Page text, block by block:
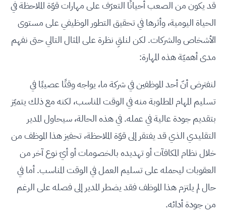
قد يكون من الصعب أحيانًا التعرّف على مهارات قوّة الملاحظة في
الحياة اليومية، وأثرها في تحقيق التطور الوظيفي على مستوى
الأشخاص والشركات. لكن لنلقِ نظرة على المثال التالي حتى نفهم
مدى أهميّة هذه المهارة:
لنفترض أنّ أحد الموظفين في شركة ما، يواجه وقتًا عصيبًا في
تسليم المهام المطلوبة منه في الوقت المناسب، لكنه مع ذلك يتميّز
بتقديم جودة عالية في عمله. في هذه الحالة، سيحاول المدير
التقليدي الذي قد يفتقر إلى قوّة الملاحظة، تحفيز هذا الموظف من
خلال نظام المكافآت أو تهديده بالخصومات أو أيّ نوع آخر من
العقوبات ليحمله على تسليم العمل في الوقت المناسب. أما في
حال لم يلتزم هذا الموظف فقد يضطر المدير إلى فصله على الرغم
من جودة أدائه.